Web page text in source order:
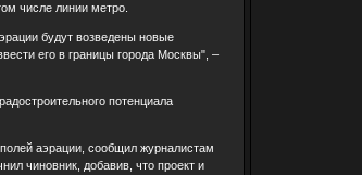
числе линии метро.
будут возведены новые
его в границы города Москвы", –
потенциала
аэрации, сообщил журналистам
чиновник, добавив, что проект и